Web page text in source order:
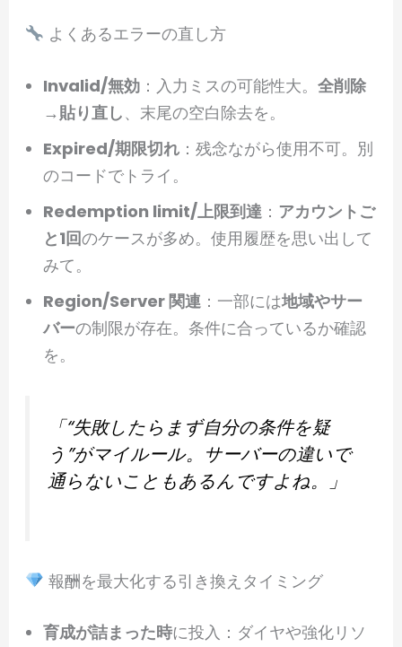
よくあるエラーの直し方
Invalid/無効 ：入力ミスの可能性大。全削除
→貼り直し、末尾の空白除去を。
Expired/期限切れ ：残念ながら使用不可。別
のコードでトライ。
Redemption limit/上限到達 ： アカウントご
と1回のケースが多め。使用履歴を思い出して
みて。
Region/Server 関連 ：一部には地域やサー
バーの制限が存在。条件に合っているか確認
を。
「“失敗したらまず自分の条件を疑
う”がマイルール。サーバーの違いで
通らないこともあるんですよね。」
報酬を最大化する引き換えタイミング
育成が詰まった時に投入：ダイヤや強化リソ